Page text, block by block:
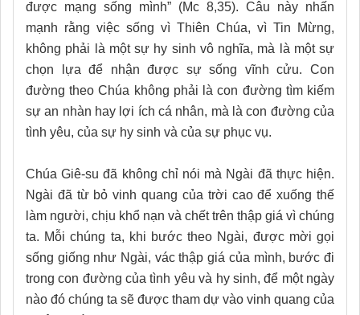
được mạng sống mình” (Mc 8,35). Câu này nhấn
mạnh rằng việc sống vì Thiên Chúa, vì Tin Mừng,
không phải là một sự hy sinh vô nghĩa, mà là một sự
chọn lựa để nhận được sự sống vĩnh cửu. Con
đường theo Chúa không phải là con đường tìm kiếm
sự an nhàn hay lợi ích cá nhân, mà là con đường của
tình yêu, của sự hy sinh và của sự phục vụ.
Chúa Giê-su đã không chỉ nói mà Ngài đã thực hiện.
Ngài đã từ bỏ vinh quang của trời cao để xuống thế
làm người, chịu khổ nạn và chết trên thập giá vì chúng
ta. Mỗi chúng ta, khi bước theo Ngài, được mời gọi
sống giống như Ngài, vác thập giá của mình, bước đi
trong con đường của tình yêu và hy sinh, để một ngày
nào đó chúng ta sẽ được tham dự vào vinh quang của